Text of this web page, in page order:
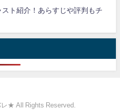
スト紹介！あらすじや評判もチ
★ All Rights Reserved.